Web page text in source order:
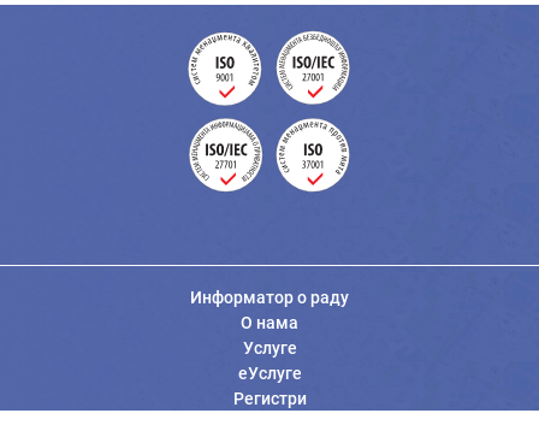
Информатор о раду
О нама
Услуге
еУслуге
Регистри